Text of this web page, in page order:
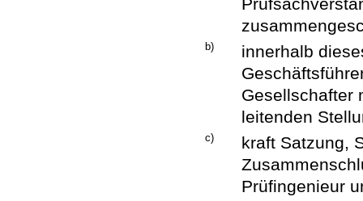
b)
innerhalb
Gesellschafter
leitenden
c)
kraft Satzung,
Prüfingenieur